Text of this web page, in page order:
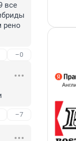
все
рено
–0
–7